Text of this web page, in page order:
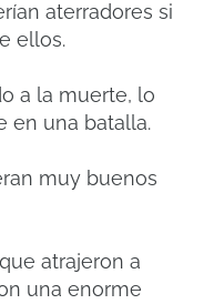
aterradores si
ellos.
a la muerte, lo
en una batalla.
muy buenos
atrajeron a
una enorme